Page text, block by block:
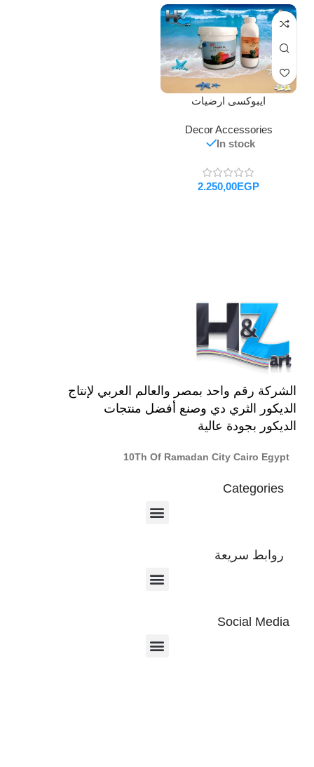
ايبوكسى ارضيات
Decor Accessories
In stock
EGP
الشركة رقم واحد بمصر والعالم العربي لإنتاج
الديكور الثري دي وصنع أفضل منتجات
الديكور بجودة عالية
10Th Of Ramadan City Cairo Egypt
Categories
روابط سريعة
Social Media